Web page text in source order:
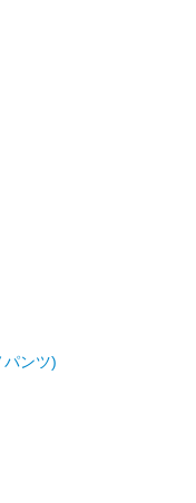
ンツ)